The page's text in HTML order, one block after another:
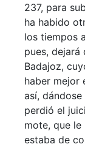
237, para
ha habido
los tiempos
pues, dejará
Badajoz,
haber mejor
así,
perdió el
mote, que
estaba de